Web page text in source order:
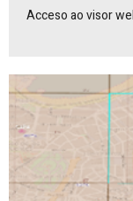
Acceso ao visor